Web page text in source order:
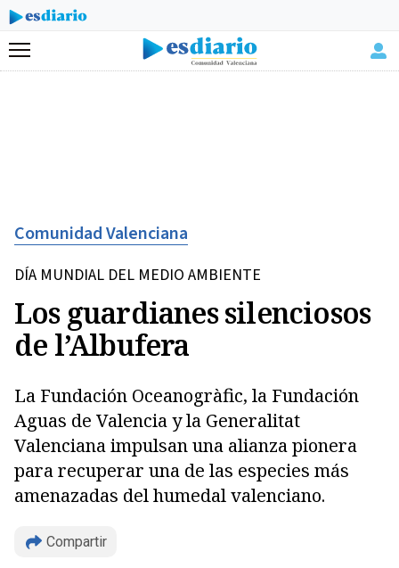
Menú
Comunidad Valenciana
DÍA MUNDIAL DEL MEDIO AMBIENTE
Los guardianes silenciosos
de l’Albufera
La Fundación Oceanogràfic, la Fundación
Aguas de Valencia y la Generalitat
Valenciana impulsan una alianza pionera
para recuperar una de las especies más
amenazadas del humedal valenciano.
Compartir